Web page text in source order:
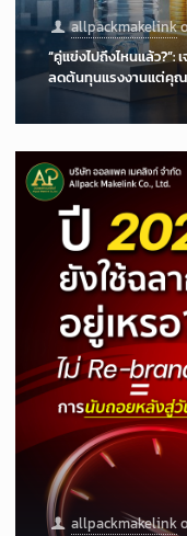
allpackmakelink
“คู่แข่งไปถึงไหนแล้ว
ลดต้นทุนแรงงานแต่คุ
allpackmakelink